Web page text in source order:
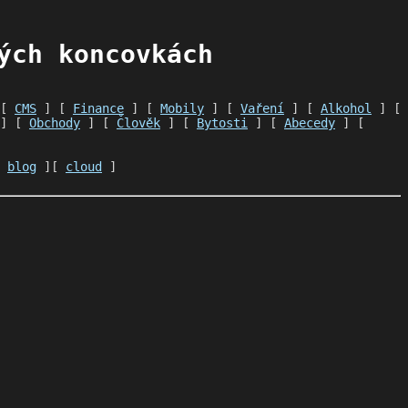
koncovkách
CMS ] [ Finance ] [ Mobily ] [ Vaření ] [ Alkohol
] [
[ Obchody ] [ Člověk ] [ Bytosti ] [ Abecedy ] [
blog ][ cloud ]